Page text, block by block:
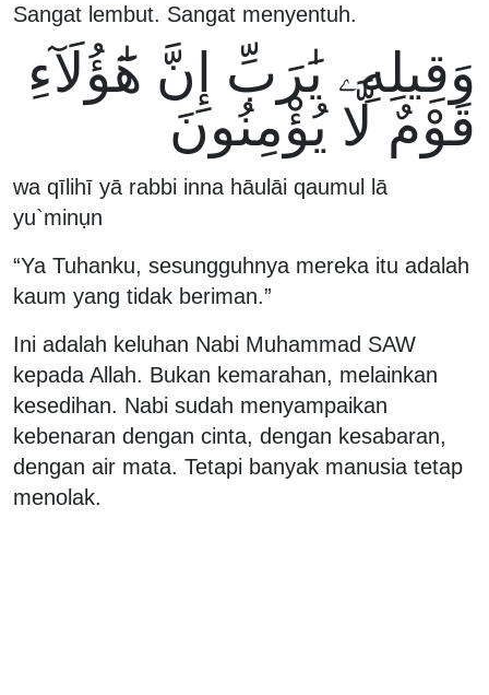
Sangat lembut. Sangat menyentuh.
وَقِيلِهِۦ يَٰرَبِّ إِنَّ هَٰٓؤُلَآءِ
قَوْمٌ لَّا يُؤْمِنُونَ
wa qīlihī yā rabbi inna hāulāi qaumul lā
yu`minụn
“Ya Tuhanku, sesungguhnya mereka itu adalah
kaum yang tidak beriman.”
Ini adalah keluhan Nabi Muhammad SAW
kepada Allah. Bukan kemarahan, melainkan
kesedihan. Nabi sudah menyampaikan
kebenaran dengan cinta, dengan kesabaran,
dengan air mata. Tetapi banyak manusia tetap
menolak.